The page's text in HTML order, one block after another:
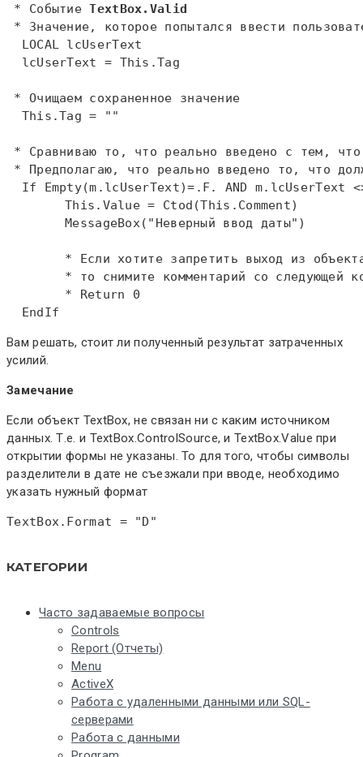
* Событие TextBox.Valid
* Значение, которое попытался ввести
LOCAL lcUserText
  lcUserText =
This .Tag
* Очищаем сохраненное значение
This .Tag = ""
* Сравниваю то, что реально введено с тем,
* Предполагаю, что реально введено то, что
If
Empty(m.lcUserText)=.F. AND m.lcUserText
This .Value = Ctod(This .Comment)
MessageBox("Неверный ввод даты")
* Если хотите запретить выход из
* то снимите комментарий со следующей
* Return 0
EndIf
Вам решать, стоит ли полученный результат затраченных
усилий.
Замечание
Если объект TextBox, не связан ни с каким источником
данных. Т.е. и TextBox.ControlSource, и TextBox.Value при
открытии формы не указаны. То для того, чтобы символы
разделители в дате не съезжали при вводе, необходимо
указать нужный формат
TextBox. Format = "D"
КАТЕГОРИИ
Часто задаваемые вопросы
Controls
Report (Отчеты)
Menu
ActiveX
Работа с удаленными данными или SQL-
серверами
Работа с данными